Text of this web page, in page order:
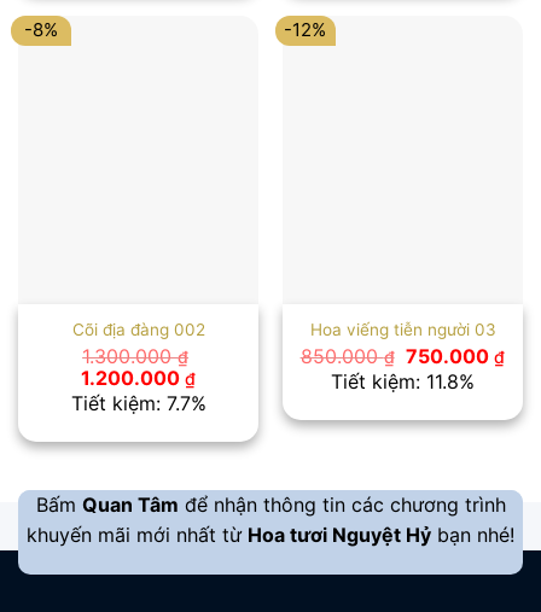
-8%
Cõi địa đàng 002
1.300.000₫
Giá
gốc
là:
1.200.000 ₫Giá
hiện
tại
1.200.000 ₫.
Tiết kiệm: 7.7%
-12%
Hoa viếng tiễn người 03
850.000₫ Giá
gốc
là:
750.000₫Giá
là:
Tiết kiệm: 11.8%
Bấm Quan Tâm để nhận thông tin các chương trình
khuyến mãi mới nhất từ Hoa tươi Nguyệt Hỷ bạn nhé!